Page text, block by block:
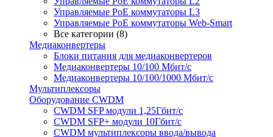
Управляемые PoE коммутаторы L3
Управляемые PoE коммутаторы Web-Smart
Все категории (8)
Медиаконвертеры
Блоки питания для медиаконвертеров
Медиаконвертеры 10/100 Мбит/с
Медиаконвертеры 10/100/1000 Мбит/c
Мультиплексоры
Оборудование CWDM
CWDM SFP модули 1,25Гбит/с
CWDM SFP+ модули 10Гбит/с
CWDM мультиплексоры ввода/вывода